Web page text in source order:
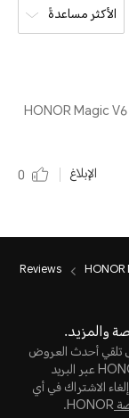
الأكثر مساعدةً
الإبلاغ
0
HONOR
Reviews
والمزيد.
تلقي أحدث العروض
والمعلومات حول منتجات وأحداث وخدمات شركة HONOR عبر البريد
الاشتراك في أي
HONOR.